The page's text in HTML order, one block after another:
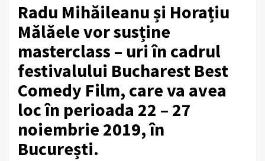
Radu Mihăileanu și Horațiu
Mălăele vor susține
masterclass – uri în cadrul
festivalului Bucharest Best
Comedy Film, care va avea
loc în perioada 22 – 27
noiembrie 2019, în
București.